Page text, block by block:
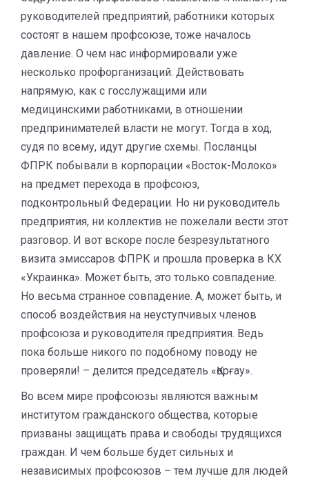
руководителей предприятий, работники которых
состоят в нашем профсоюзе, тоже началось
давление. О чем нас информировали уже
несколько профорганизаций. Действовать
напрямую, как с госслужащими или
медицинскими работниками, в отношении
предпринимателей власти не могут. Тогда в ход,
судя по всему, идут другие схемы. Посланцы
ФПРК побывали в корпорации «Восток-Молоко»
на предмет перехода в профсоюз,
подконтрольный Федерации. Но ни руководитель
предприятия, ни коллектив не пожелали вести этот
разговор. И вот вскоре после безрезультатного
визита эмиссаров ФПРК и прошла проверка в КХ
«Украинка». Может быть, это только совпадение.
Но весьма странное совпадение. А, может быть, и
способ воздействия на неуступчивых членов
профсоюза и руководителя предприятия. Ведь
пока больше никого по подобному поводу не
проверяли! – делится председатель «Қорғау».
Во всем мире профсоюзы являются важным
институтом гражданского общества, которые
призваны защищать права и свободы трудящихся
граждан. И чем больше будет сильных и
независимых профсоюзов – тем лучше для людей